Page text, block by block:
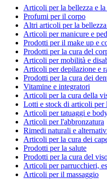
Articoli per la bellezza e la
Profumi per il corpo
Altri articoli per la bellezza
Articoli per manicure e
Prodotti per il make up e
Prodotti per la cura del
Articoli per mobilità e
Articoli per depilazione e
Prodotti per la cura dei
Vitamine e integratori
Articoli per la cura della
Lotti e stock di articoli per
Articoli per tatuaggi e
Articoli per l'abbronzatura
Rimedi naturali e
Articoli per la cura dei
Prodotti per la salute
Prodotti per la cura del
Articoli per parrucchieri,
Articoli per il massaggio